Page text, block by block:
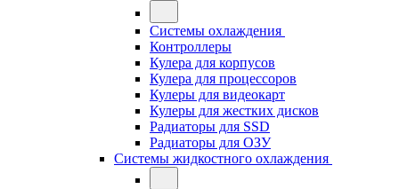
Системы охлаждения
Контроллеры
Кулера для корпусов
Кулера для процессоров
Кулеры для видеокарт
Кулеры для жестких дисков
Радиаторы для SSD
Радиаторы для ОЗУ
Системы жидкостного охлаждения